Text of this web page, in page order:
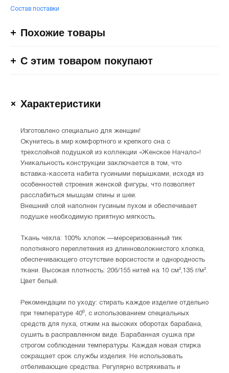
Состав поставки
Похожие товары
С этим товаром покупают
Характеристики
Изготовлено специально для женщин!
Окунитесь в мир комфортного и крепкого сна с
трехслойной подушкой из коллекции «Женское Начало»!
Уникальность конструкции заключается в том, что
вставка-кассета набита гусиными перышками, исходя из
особенностей строения женской фигуры, что позволяет
расслабиться мышцам спины и шеи.
Внешний слой наполнен гусиным пухом и обеспечивает
подушке необходимую приятную мягкость.
Ткань чехла: 100% хлопок —мерсеризованный тик
полотняного переплетения из длинноволокнистого хлопка,
обеспечивающего отсутствие ворсистости и однородность
ткани. Высокая плотность: 206/155 нитей на 10 см²,135 г/м².
Цвет белый.
Рекомендации по уходу: стирать каждое изделие отдельно
при температуре 40⁰, с использованием специальных
средств для пуха, отжим на высоких оборотах барабана,
сушить в расправленном виде. Барабанная сушка при
строгом соблюдении температуры. Каждая новая стирка
сокращает срок службы изделия. Не использовать
отбеливающие средства. Регулярно встряхивать и